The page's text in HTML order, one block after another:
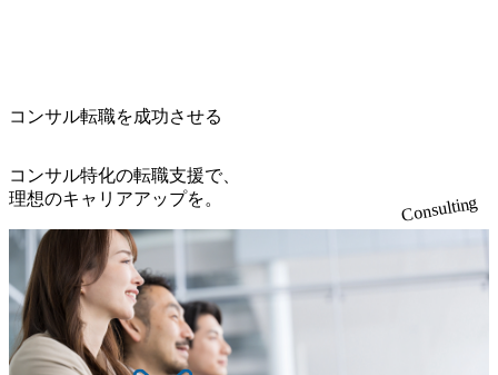
コンサル転職を成功させる
コンサル特化の転職支援で、
理想のキャリアアップを。
Consulting